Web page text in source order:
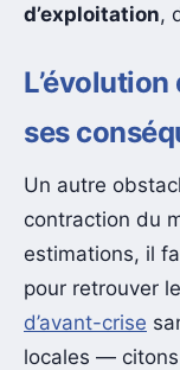
d’exploitation,
ses
Un autre
contraction du
estimations, il
pour retrouver
d’avant-crise
locales — citons